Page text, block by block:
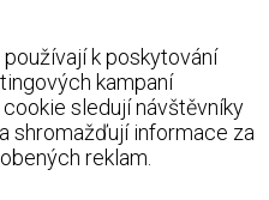
k poskytování
kampaní
sledují návštěvníky
shromažďují informace za
reklam.